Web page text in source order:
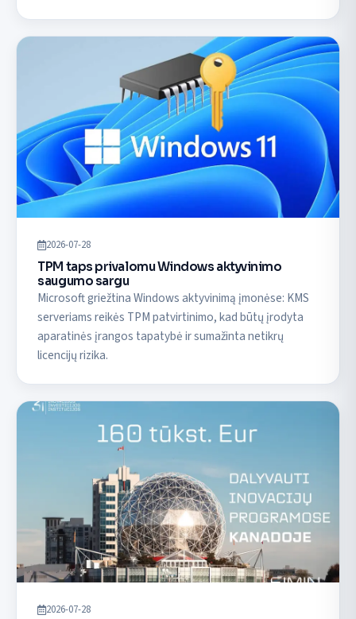
2026-07-28
TPM taps privalomu Windows aktyvinimo
saugumo sargu
Microsoft griežtina Windows aktyvinimą įmonėse: KMS
serveriams reikės TPM patvirtinimo, kad būtų įrodyta
aparatinės įrangos tapatybė ir sumažinta netikrų
licencijų rizika.
2026-07-28